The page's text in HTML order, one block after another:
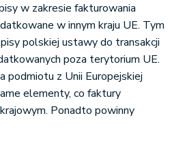
w zakresie fakturowania
w innym kraju UE. Tym
polskiej ustawy do transakcji
poza terytorium UE.
podmiotu z Unii Europejskiej
elementy, co faktury
Ponadto powinny